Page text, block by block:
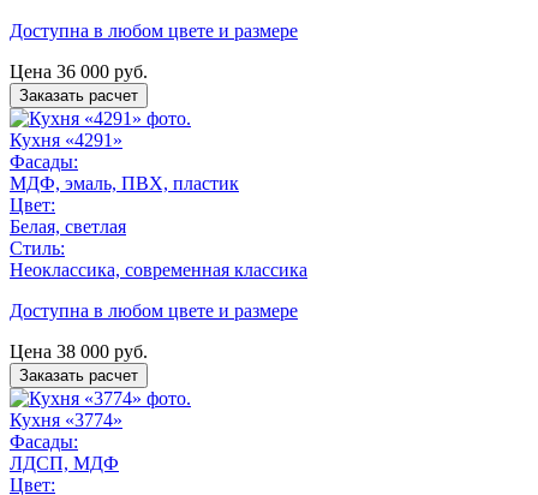
Доступна в любом цвете и размере
Цена 36 000 руб.
Заказать расчет
Кухня «4291»
Фасады:
МДФ, эмаль, ПВХ, пластик
Цвет:
Белая, светлая
Стиль:
Неоклассика, современная классика
Доступна в любом цвете и размере
Цена 38 000 руб.
Заказать расчет
Кухня «3774»
Фасады:
ЛДСП, МДФ
Цвет: